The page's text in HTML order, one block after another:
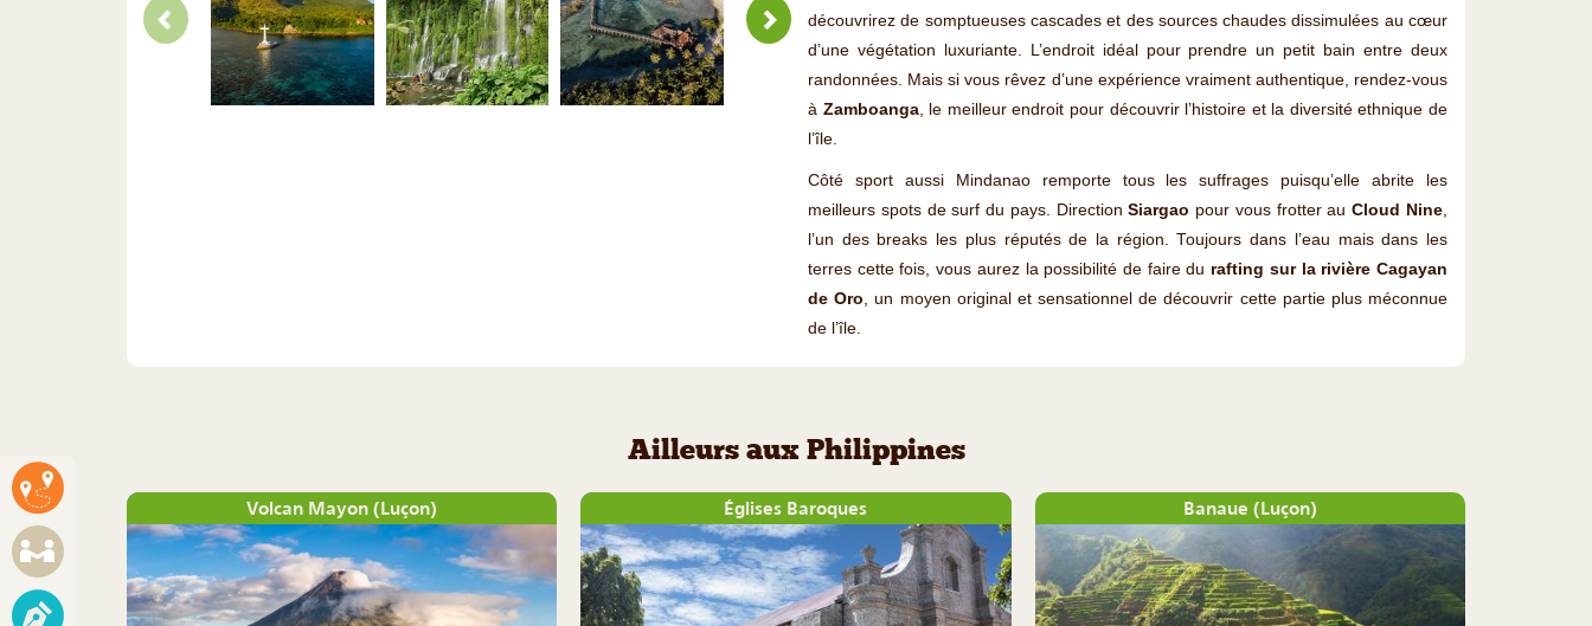
découvrirez de somptueuses cascades et des sources chaudes dissimulées au cœur
d’une végétation luxuriante. L’endroit idéal pour prendre un petit bain entre deux
randonnées. Mais si vous rêvez d’une expérience vraiment authentique, rendez-vous
à Zamboanga, le meilleur endroit pour découvrir l’histoire et la diversité ethnique de
l’île.
Côté sport aussi Mindanao remporte tous les suffrages puisqu’elle abrite les
meilleurs spots de surf du pays. DirectionSiargao pour vous frotter auCloud Nine,
l’un des breaks les plus réputés de la région. Toujours dans l’eau mais dans les
terres cette fois, vous aurez la possibilité de faire du rafting sur la rivière Cagayan
de Oro, un moyen original et sensationnel de découvrir cette partie plus méconnue
de l’île.
Ailleurs aux Philippines
Volcan Mayon (Luçon) Églises Baroques Banaue (Luçon)